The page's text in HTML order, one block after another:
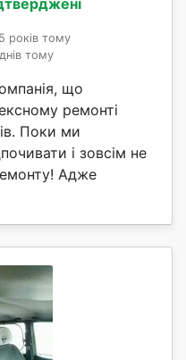
років тому
тому
що
ремонті
Поки ми
і зовсім не
Адже